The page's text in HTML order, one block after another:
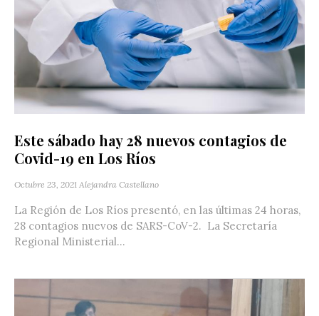
Este sábado hay 28 nuevos contagios de
Covid-19 en Los Ríos
Octubre 23, 2021 Alejandra Castellano
La Región de Los Ríos presentó, en las últimas 24 horas,
28 contagios nuevos de SARS-CoV-2. La Secretaría
Regional Ministerial...